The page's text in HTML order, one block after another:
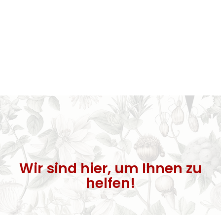
Wir sind hier, um Ihnen zu
helfen!